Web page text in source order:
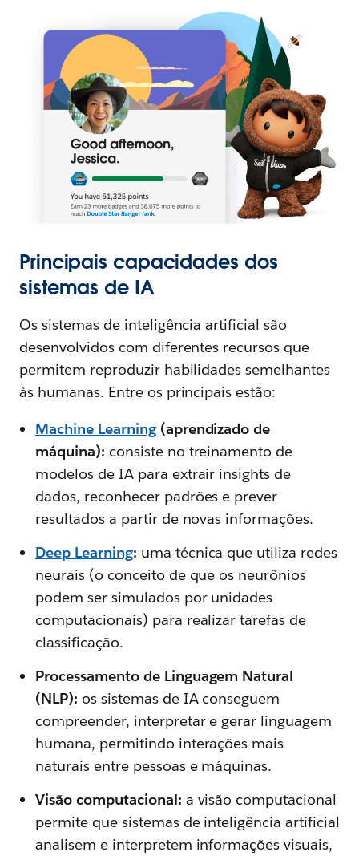
Principais capacidades dos
sistemas de IA
Os sistemas de inteligência artificial são
desenvolvidos com diferentes recursos que
permitem reproduzir habilidades semelhantes
às humanas. Entre os principais estão:
Machine Learning(aprendizado de
máquina): consiste no treinamento de
modelos de IA para extrair insights de
dados, reconhecer padrões e prever
resultados a partir de novas informações.
Deep Learning: uma técnica que utiliza redes
neurais (o conceito de que os neurônios
podem ser simulados por unidades
computacionais) para realizar tarefas de
classificação.
Processamento de Linguagem Natural
(NLP): os sistemas de IA conseguem
compreender, interpretar e gerar linguagem
humana, permitindo interações mais
naturais entre pessoas e máquinas.
Visão computacional: a visão computacional
permite que sistemas de inteligência artificial
analisem e interpretem informações visuais,